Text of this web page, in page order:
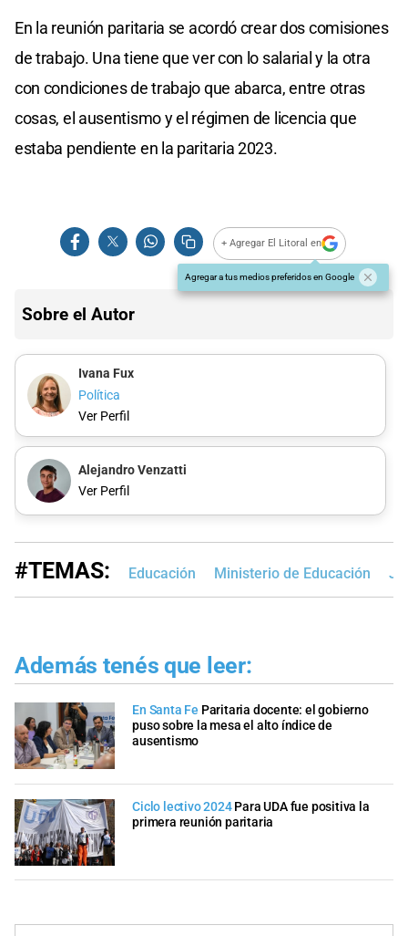
En la reunión paritaria se acordó crear dos comisiones
de trabajo. Una tiene que ver con lo salarial y la otra
con condiciones de trabajo que abarca, entre otras
cosas, el ausentismo y el régimen de licencia que
estaba pendiente en la paritaria 2023.
+ Agregar El Litoral en
Agregar a tus medios preferidos en Google
Sobre el Autor
Ivana Fux
Política
Ver Perfil
Alejandro Venzatti
Ver Perfil
#TEMAS: Educación Ministerio de Educación
Además tenés que leer:
En Santa Fe Paritaria docente: el gobierno
puso sobre la mesa el alto índice de
ausentismo
Ciclo lectivo 2024 Para UDA fue positiva la
primera reunión paritaria